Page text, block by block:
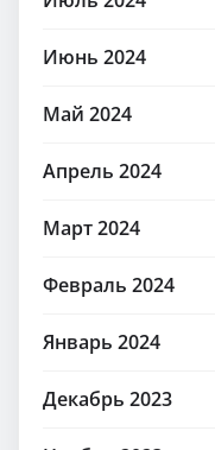
Июнь 2024
Май 2024
Апрель 2024
Март 2024
Февраль 2024
Январь 2024
Декабрь 2023